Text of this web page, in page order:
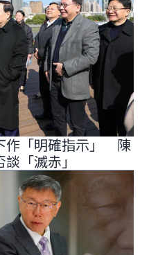
作「明確指示」 陳
「滅赤」